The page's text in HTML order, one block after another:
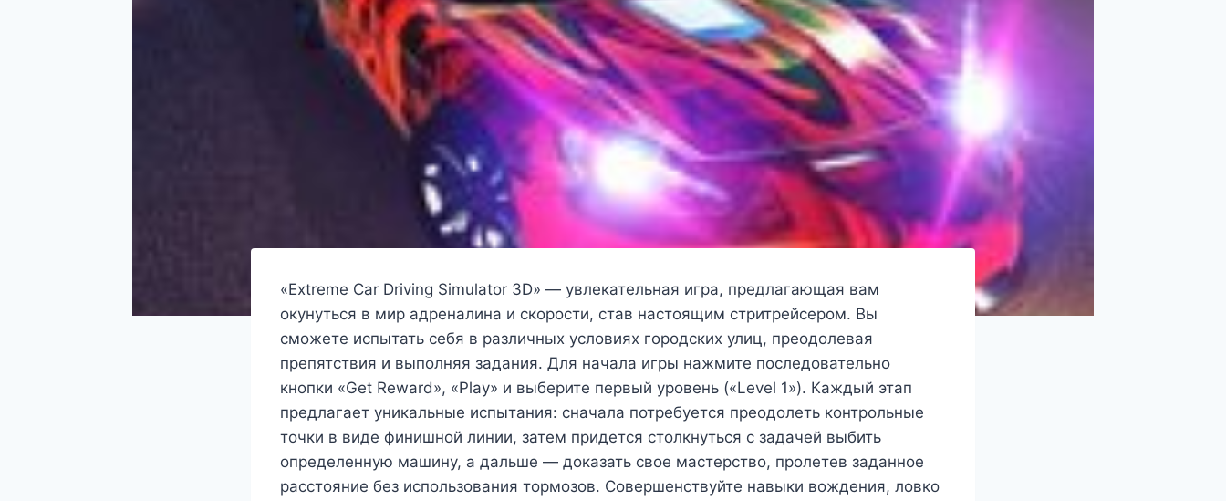
«Extreme Car Driving Simulator 3D» — увлекательная игра, предлагающая вам
окунуться в мир адреналина и скорости, став настоящим стритрейсером. Вы
сможете испытать себя в различных условиях городских улиц, преодолевая
препятствия и выполняя задания. Для начала игры нажмите последовательно
кнопки «Get Reward», «Play» и выберите первый уровень («Level 1»). Каждый этап
предлагает уникальные испытания: сначала потребуется преодолеть контрольные
точки в виде финишной линии, затем придется столкнуться с задачей выбить
определенную машину, а дальше — доказать свое мастерство, пролетев заданное
расстояние без использования тормозов. Совершенствуйте навыки вождения, ловко